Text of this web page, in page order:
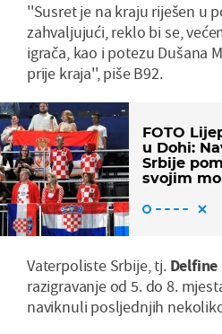
''Susret je na kraju riješen u
zahvaljujući, reklo bi se,
igrača, kao i potezu Dušana
prije kraja'', piše B92.
FOTO
u Dohi:
Srbije
svojim
Vaterpoliste Srbije, tj. Delfine
razigravanje od 5. do 8.
naviknuli posljednjih